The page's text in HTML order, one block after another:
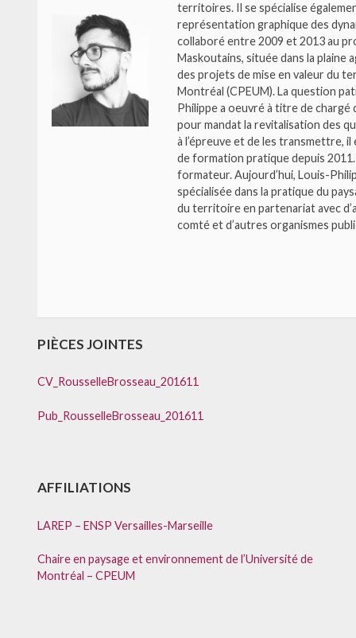
territoires. Il se spécialise
représentation graphique des
collaboré entre 2009 et 2013 au
Maskoutains, située dans la plaine
des projets de mise en valeur du
Montréal (CPEUM). La question
Philippe a oeuvré à titre de chargé
pour mandat la revitalisation des
à l’épreuve et de les transmettre, il
de formation pratique depuis
formateur. Aujourd’hui, Louis-
spécialisée dans la pratique du
du territoire en partenariat avec
comté et d’autres organismes
PIÈCES JOINTES
CV_RousselleBrosseau_201611
Pub_RousselleBrosseau_201611
AFFILIATIONS
LAREP – ENSP Versailles-Marseille
Chaire en paysage et environnement de l’Université de
Montréal – CPEUM